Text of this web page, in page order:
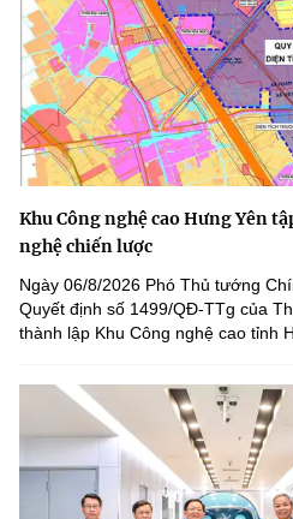
Khu Công nghệ cao Hưng Yên
nghệ chiến lược
Ngày 06/8/2026 Phó Thủ tướng
Quyết định số 1499/QĐ-TTg của
thành lập Khu Công nghệ cao tỉnh